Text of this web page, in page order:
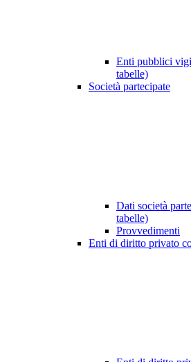
Enti pubblici
tabelle)
Società partecipate
Dati società
tabelle)
Provvedimenti
Enti di diritto privato